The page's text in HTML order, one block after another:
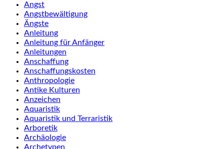
Angst
Angstbewältigung
Ängste
Anleitung
Anleitung für Anfänger
Anleitungen
Anschaffung
Anschaffungskosten
Anthropologie
Antike Kulturen
Anzeichen
Aquaristik
Aquaristik und Terraristik
Arboretik
Archäologie
Archetypen